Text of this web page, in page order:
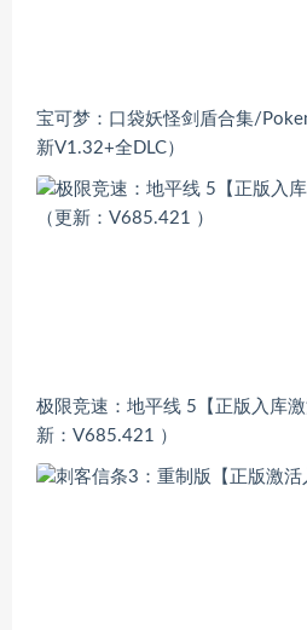
宝可梦：口袋妖怪剑盾合集/
新V1.32+全DLC）
极限竞速：地平线 5【正版入库
新：V685.421 ）